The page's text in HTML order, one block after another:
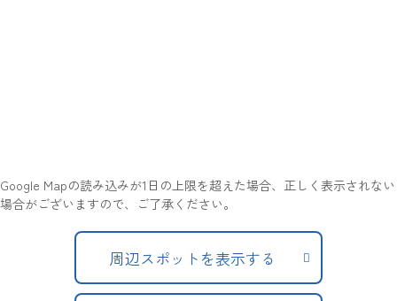
Google Mapの読み込みが1日の上限を超えた場合、正しく表示されない
場合がございますので、ご了承ください。
周辺スポットを表示する